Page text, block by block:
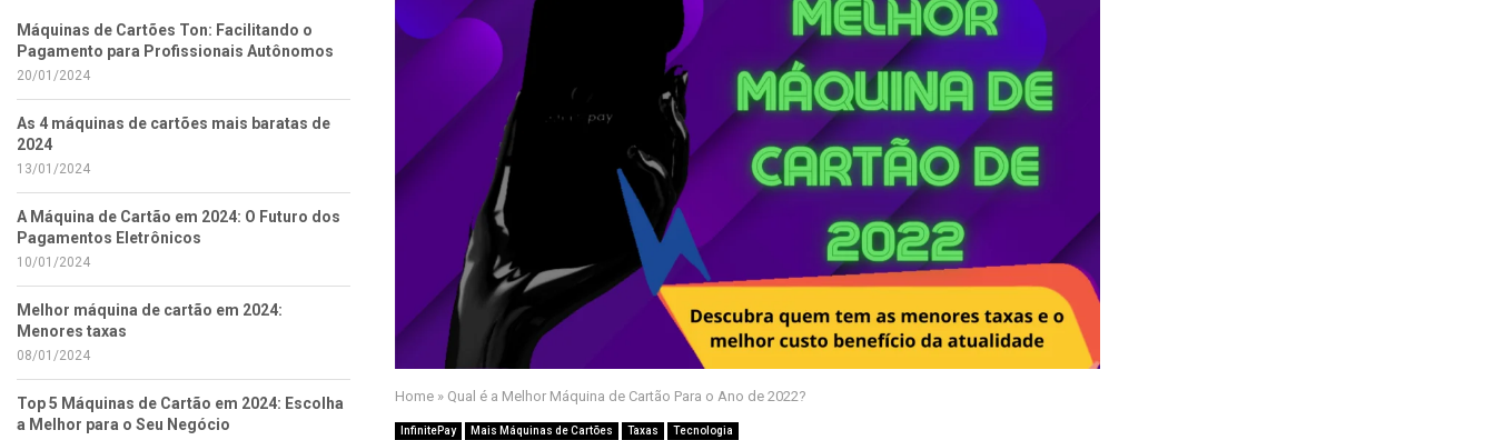
Home » Qual é a Melhor Máquina de Cartão Para o Ano de 2022?
InfinitePay Mais Máquinas de Cartões Taxas Tecnologia
Máquinas de Cartões Ton: Facilitando o
Pagamento para Profissionais Autônomos
20/01/2024
As 4 máquinas de cartões mais baratas de
2024
13/01/2024
A Máquina de Cartão em 2024: O Futuro dos
Pagamentos Eletrônicos
10/01/2024
Melhor máquina de cartão em 2024:
Menores taxas
08/01/2024
Top 5 Máquinas de Cartão em 2024: Escolha
a Melhor para o Seu Negócio